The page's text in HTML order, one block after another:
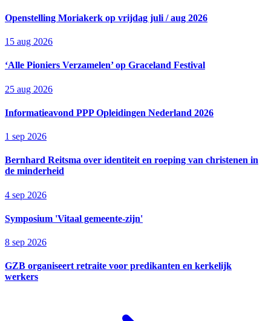
Openstelling Moriakerk op vrijdag juli / aug 2026
15 aug 2026
‘Alle Pioniers Verzamelen’ op Graceland Festival
25 aug 2026
Informatieavond PPP Opleidingen Nederland 2026
1 sep 2026
Bernhard Reitsma over identiteit en roeping van christenen in
de minderheid
4 sep 2026
Symposium 'Vitaal gemeente-zijn'
8 sep 2026
GZB organiseert retraite voor predikanten en kerkelijk
werkers